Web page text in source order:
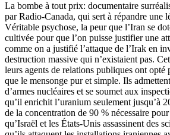
La bombe à tout prix: documentaire
par Radio-Canada, qui sert à répandre une
Véritable psychose, la peur que l’Iran se
cultivée pour que l’on puisse justifier une
comme on a justifié l’attaque de l’Irak en
destruction massive qui n’existaient pas.
leurs agents de relations publiques ont opté
que le mensonge pur et simple. Ils
d’armes nucléaires et se soumet aux
qu’il enrichit l’uranium seulement jusqu’à
de la concentration de 90 % nécessaire
qu’Israël et les États-Unis assassinent des